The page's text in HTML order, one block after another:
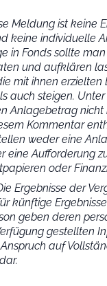
Meldung ist keine
keine individuelle
in Fonds sollte
und aufklären
mit ihnen erzielten
auch steigen.
Anlagebetrag nicht
Kommentar
weder eine
eine Aufforderung
oder
Ergebnisse der
künftige
geben deren
gestellten
auf